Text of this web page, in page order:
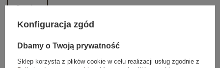
One size
Możesz kupić także poprzez:
Konfiguracja zgód
Dbamy o Twoją prywatność
Sklep korzysta z plików cookie w celu realizacji usług zgodnie z